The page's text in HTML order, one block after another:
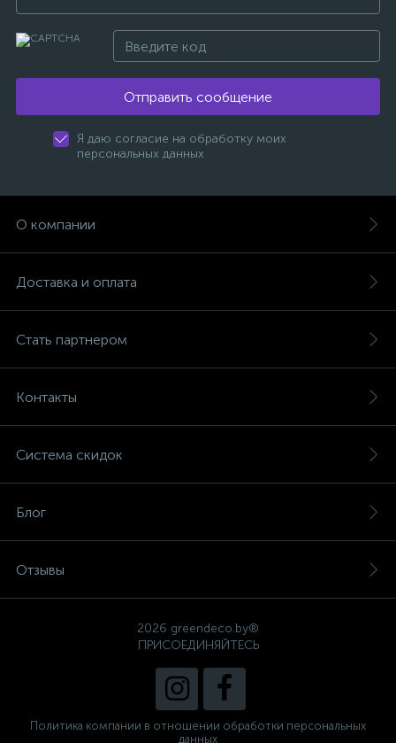
Отправить сообщение
Я даю согласие на обработку моих
персональных данных
О компании
Доставка и оплата
Стать партнером
Контакты
Система скидок
Блог
Отзывы
2026 greendeco.by®
ПРИСОЕДИНЯЙТЕСЬ
Политика компании в отношении обработки персональных
данных